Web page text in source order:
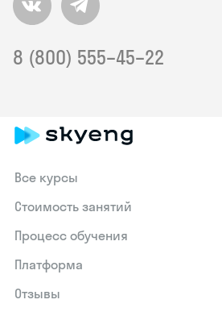
8 (800) 555–45–22
Все курсы
Стоимость занятий
Процесс обучения
Платформа
Отзывы